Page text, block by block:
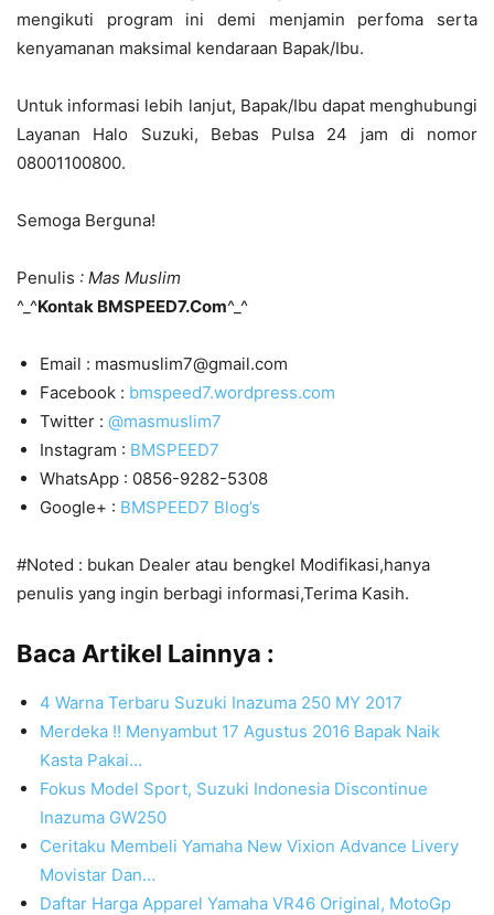
mengikuti program ini demi menjamin perfoma serta
kenyamanan maksimal kendaraan Bapak/Ibu.
Untuk informasi lebih lanjut, Bapak/Ibu dapat menghubungi
Layanan Halo Suzuki, Bebas Pulsa 24 jam di nomor
08001100800.
Semoga Berguna!
Penulis : Mas Muslim
^_^Kontak BMSPEED7.Com^_^
Email : masmuslim7@gmail.com
Facebook : bmspeed7.wordpress.com
Twitter : @masmuslim7
Instagram : BMSPEED7
WhatsApp : 0856-9282-5308
Google+ : BMSPEED7 Blog’s
#Noted : bukan Dealer atau bengkel Modifikasi,hanya
penulis yang ingin berbagi informasi,Terima Kasih.
Baca Artikel Lainnya :
4 Warna Terbaru Suzuki Inazuma 250 MY 2017
Merdeka !! Menyambut 17 Agustus 2016 Bapak Naik
Kasta Pakai…
Fokus Model Sport, Suzuki Indonesia Discontinue
Inazuma GW250
Ceritaku Membeli Yamaha New Vixion Advance Livery
Movistar Dan…
Daftar Harga Apparel Yamaha VR46 Original, MotoGp